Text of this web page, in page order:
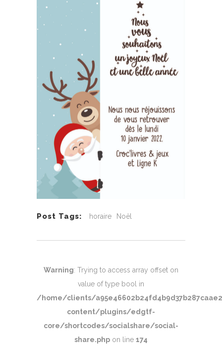
Post Tags: horaire Noël
Warning: Trying to access array offset on
value of type bool in
/home/clients/
content/plugins/edgtf-
core/shortcodes/socialshare/social-
share.php on line 174